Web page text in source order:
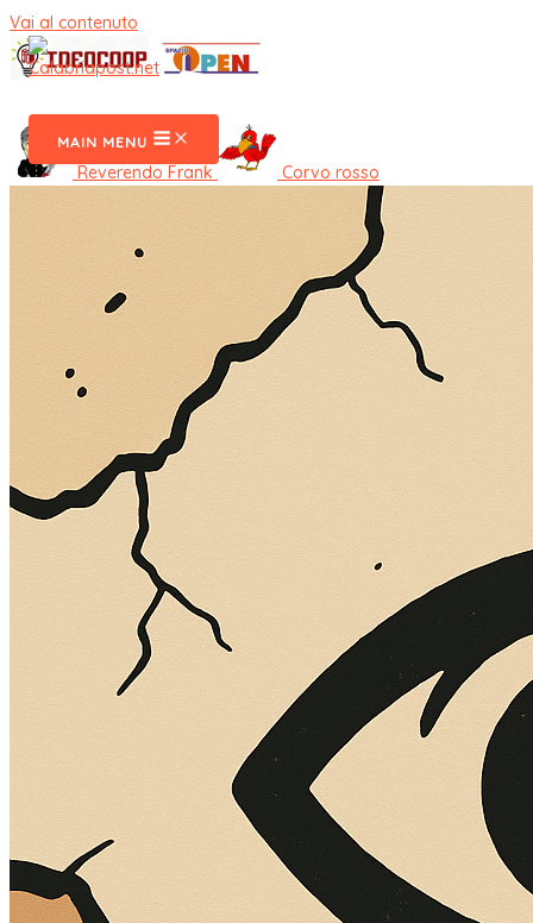
Vai al contenuto
MAIN MENU
Reverendo Frank Corvo rosso